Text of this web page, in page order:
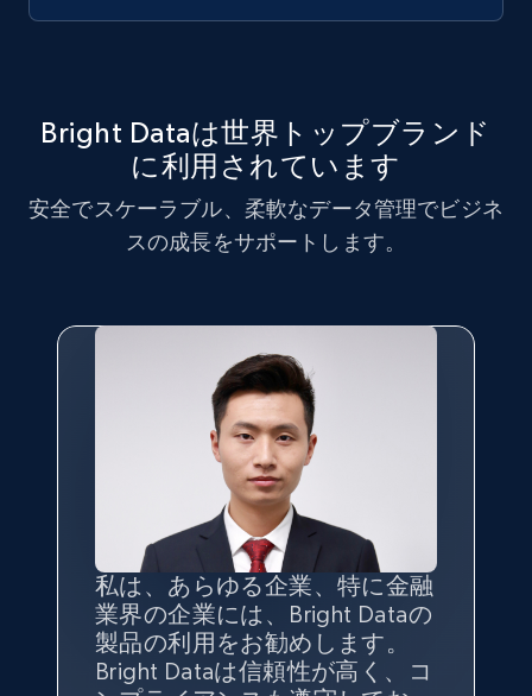
TikTok - Profiles
engagement rate, Comment engagement rate,
Like engagement rate, Bio link, Predicted lang,
8.3K+
TikTok - Profiles - Discover by search URL
Account id, Nickname, Biography, Awg
engagement rate, Comment engagement rate,
Like engagement rate, Bio link, Predicted lang,
and more.
8.3K+ 962+ 無料トライアル
Bright Dataは世界トップブランド
に利用されています
安全でスケーラブル、柔軟なデータ管理でビジネ
スの成長をサポートします。
私は、あらゆる企業、特に金融
業界の企業には、Bright Dataの
製品の利用をお勧めします。
Bright Dataは信頼性が高く、コ
インターネットから公開ウェブ
インターネットから公開ウェブ
データを収集する機能なしで
は、ブランドがすべての媒体に
向けて紹介されたこと、またそ
私の経験から言えば、Bright
データの 質 と量を最大限に確
保することが最も重要であり、
そこでBright Dataとtgndataの
組み合わせが威力を発揮しま
信頼性に非常に感銘を受けてお
Bright Dataとの提携には大変満